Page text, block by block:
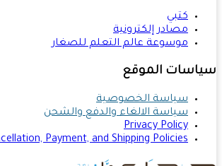
كتبي
مصادر إلكترونية
موسوعة عالم التعلم للصغار
الموقع
سياسة الخصوصية
سياسة الالغاء والدفع والشحن
Privacy Policy
Cancellation, Payment, and Shipping Policies